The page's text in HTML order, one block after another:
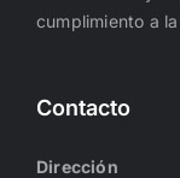
cumplimiento a
Contacto
Dirección